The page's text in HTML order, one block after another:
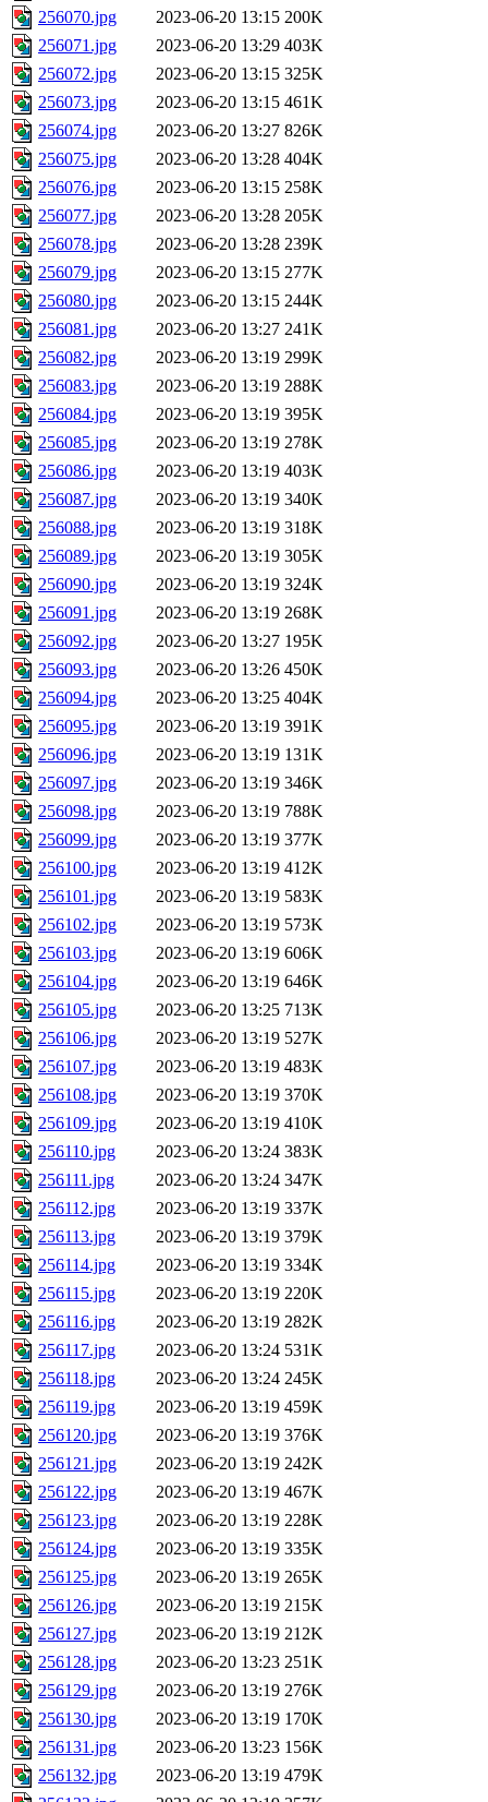
256070.jpg
2023-06-20 13:15 200K
256071.jpg
2023-06-20 13:29 403K
256072.jpg
2023-06-20 13:15 325K
256073.jpg
2023-06-20 13:15 461K
256074.jpg
2023-06-20 13:27 826K
256075.jpg
2023-06-20 13:28 404K
256076.jpg
2023-06-20 13:15 258K
256077.jpg
2023-06-20 13:28 205K
256078.jpg
2023-06-20 13:28 239K
256079.jpg
2023-06-20 13:15 277K
256080.jpg
2023-06-20 13:15 244K
256081.jpg
2023-06-20 13:27 241K
256082.jpg
2023-06-20 13:19 299K
256083.jpg
2023-06-20 13:19 288K
256084.jpg
2023-06-20 13:19 395K
256085.jpg
2023-06-20 13:19 278K
256086.jpg
2023-06-20 13:19 403K
256087.jpg
2023-06-20 13:19 340K
256088.jpg
2023-06-20 13:19 318K
256089.jpg
2023-06-20 13:19 305K
256090.jpg
2023-06-20 13:19 324K
256091.jpg
2023-06-20 13:19 268K
256092.jpg
2023-06-20 13:27 195K
256093.jpg
2023-06-20 13:26 450K
256094.jpg
2023-06-20 13:25 404K
256095.jpg
2023-06-20 13:19 391K
256096.jpg
2023-06-20 13:19 131K
256097.jpg
2023-06-20 13:19 346K
256098.jpg
2023-06-20 13:19 788K
256099.jpg
2023-06-20 13:19 377K
256100.jpg
2023-06-20 13:19 412K
256101.jpg
2023-06-20 13:19 583K
256102.jpg
2023-06-20 13:19 573K
256103.jpg
2023-06-20 13:19 606K
256104.jpg
2023-06-20 13:19 646K
256105.jpg
2023-06-20 13:25 713K
256106.jpg
2023-06-20 13:19 527K
256107.jpg
2023-06-20 13:19 483K
256108.jpg
2023-06-20 13:19 370K
256109.jpg
2023-06-20 13:19 410K
256110.jpg
2023-06-20 13:24 383K
256111.jpg
2023-06-20 13:24 347K
256112.jpg
2023-06-20 13:19 337K
256113.jpg
2023-06-20 13:19 379K
256114.jpg
2023-06-20 13:19 334K
256115.jpg
2023-06-20 13:19 220K
256116.jpg
2023-06-20 13:19 282K
256117.jpg
2023-06-20 13:24 531K
256118.jpg
2023-06-20 13:24 245K
256119.jpg
2023-06-20 13:19 459K
256120.jpg
2023-06-20 13:19 376K
256121.jpg
2023-06-20 13:19 242K
256122.jpg
2023-06-20 13:19 467K
256123.jpg
2023-06-20 13:19 228K
256124.jpg
2023-06-20 13:19 335K
256125.jpg
2023-06-20 13:19 265K
256126.jpg
2023-06-20 13:19 215K
256127.jpg
2023-06-20 13:19 212K
256128.jpg
2023-06-20 13:23 251K
256129.jpg
2023-06-20 13:19 276K
256130.jpg
2023-06-20 13:19 170K
256131.jpg
2023-06-20 13:23 156K
256132.jpg
2023-06-20 13:19 479K